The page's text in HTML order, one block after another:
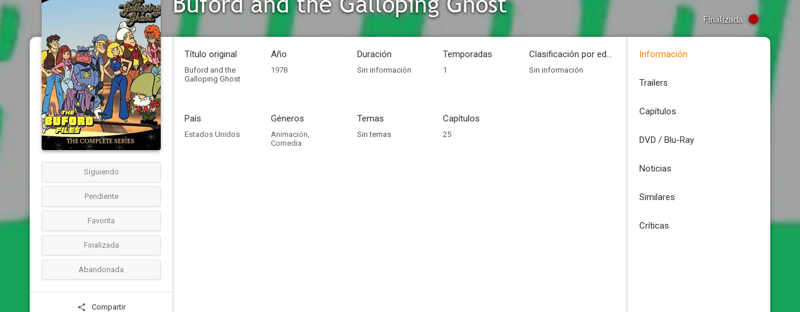
Finalizada
Siguiendo
Pendiente
Favorita
Finalizada
Abandonada
Compartir
Título original
Buford and the
Galloping Ghost
Año
1978
Duración
Sin información
Temporadas
1
Clasificación por edades
Sin información
País
Estados Unidos
Géneros
Animación,
Comedia
Temas
Sin temas
Capítulos
25
Información
Trailers
Capítulos
DVD / Blu-Ray
Noticias
Similares
Críticas